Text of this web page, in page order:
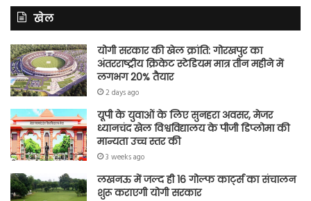
खेल
योगी सरकार की खेल क्रांति: गोरखपुर का
अंतरराष्ट्रीय क्रिकेट स्टेडियम मात्र तीन महीने में
लगभग 20% तैयार
2 days ago
यूपी के युवाओं के लिए सुनहरा अवसर, मेजर
ध्यानचंद खेल विश्वविद्यालय के पीजी डिप्लोमा की
मान्यता उच्च स्तर की
3 weeks ago
लखनऊ में जल्द ही 16 गोल्फ कार्ट्स का संचालन
शुरू कराएगी योगी सरकार